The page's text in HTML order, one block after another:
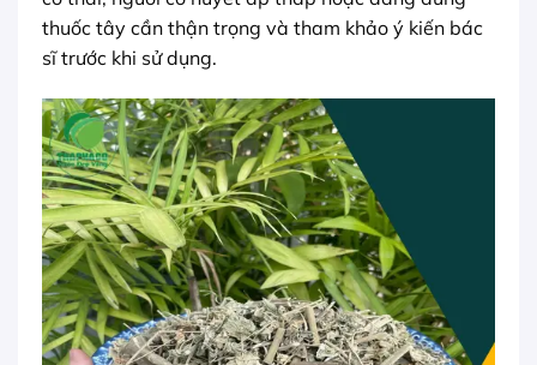
thuốc tây cần thận trọng và tham khảo ý kiến bác
sĩ trước khi sử dụng.